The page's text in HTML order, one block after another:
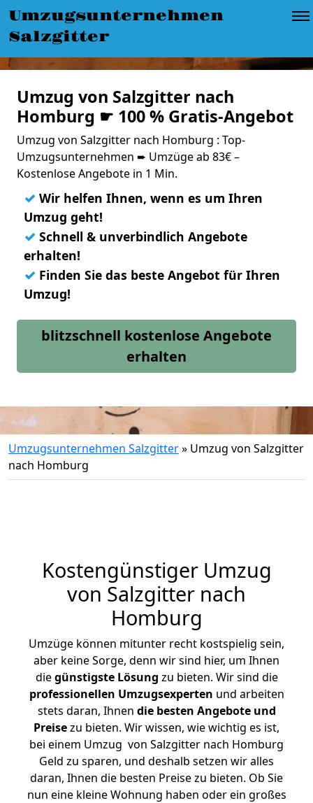
Umzugsunternehmen
Salzgitter
Umzug von Salzgitter nach
Homburg ☛ 100 % Gratis-Angebot
Umzug von Salzgitter nach Homburg : Top-
Umzugsunternehmen ➨ Umzüge ab 83€ –
Kostenlose Angebote in 1 Min.
✓ Wir helfen Ihnen, wenn es um Ihren
Umzug geht!
✓ Schnell & unverbindlich Angebote
erhalten!
✓ Finden Sie das beste Angebot für Ihren
Umzug!
blitzschnell kostenlose Angebote
erhalten
Umzugsunternehmen Salzgitter» Umzug von Salzgitter
nach Homburg
Kostengünstiger Umzug
von Salzgitter nach
Homburg
Umzüge können mitunter recht kostspielig sein,
aber keine Sorge, denn wir sind hier, um Ihnen
diegünstigste Lösung zu bieten. Wir sind die
professionellen Umzugsexperten und arbeiten
stets daran, Ihnen die besten Angebote und
Preisezu bieten. Wir wissen, wie wichtig es ist,
bei einem Umzug von Salzgitter nach Homburg
Geld zu sparen, und deshalb setzen wir alles
daran, Ihnen die besten Preise zu bieten. Ob Sie
nun eine kleine Wohnung haben oder ein großes